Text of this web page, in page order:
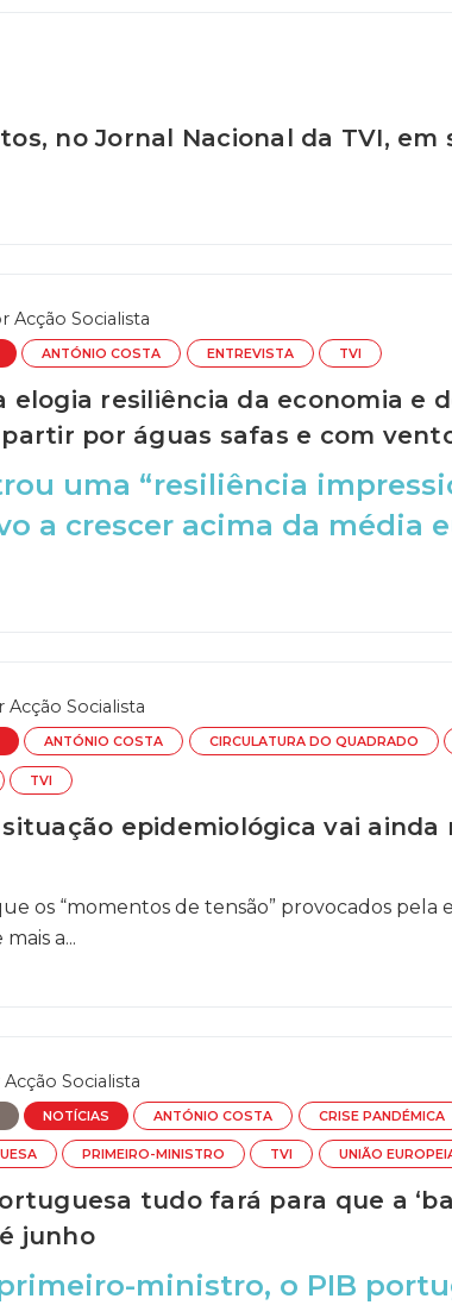
no Jornal Nacional da TVI, em
Acção Socialista
ANTÓNIO COSTA ENTREVISTA TVI
elogia resiliência da economia e
por águas safas e com
uma “resiliência
a crescer acima da média
Acção Socialista
ANTÓNIO COSTA CIRCULATURA DO QUADRADO
TVI
epidemiológica vai
os “momentos de tensão” provocados pela
a...
Acção Socialista
NOTÍCIAS ANTÓNIO COSTA CRISE PANDÉMICA
PRIMEIRO-MINISTRO TVI UNIÃO
tudo fará para que a
junho
ministro, o PIB